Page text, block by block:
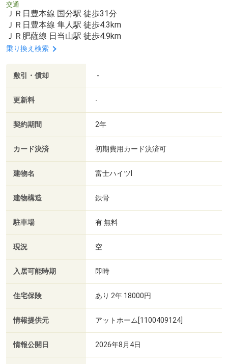
交通
ＪＲ日豊本線 国分駅 徒歩31分
ＪＲ日豊本線 隼人駅 徒歩4.3km
ＪＲ肥薩線 日当山駅 徒歩4.9km
乗り換え検索
敷引・償却 -
更新料 -
契約期間 2年
カード決済 初期費用カード決済可
建物名 富士ハイツⅠ
建物構造 鉄骨
駐車場 有 無料
現況 空
入居可能時期 即時
住宅保険 あり 2年 18000円
情報提供元 アットホーム[1100409124]
情報公開日 2026年8月4日